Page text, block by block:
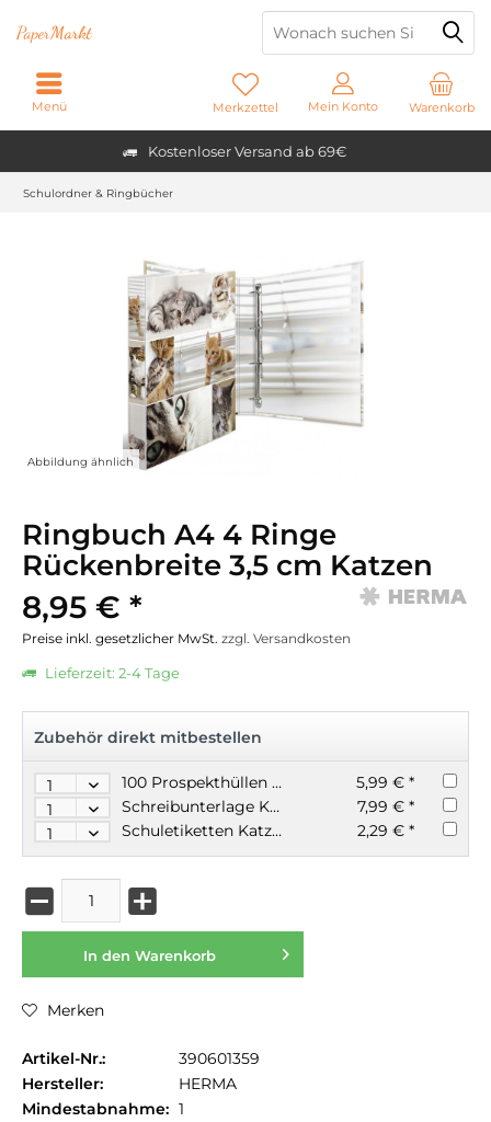
Kostenloser Versand ab 69€
PaperMarkt
Warenkorb
Merkzettel Mein Konto
Menü
Schulordner & Ringbücher
Abbildung ähnlich
Ringbuch A4 4 Ringe
Rückenbreite 3,5 cm Katzen
8,95 € *
Preise inkl. gesetzlicher MwSt. zzgl. Versandkosten
Lieferzeit: 2-4 Tage
Zubehör direkt mitbestellen
100 Prospekthüllen A4 50my glasklar
5,99 € *
Schreibunterlage Katzen 55x35cm rutschfest
7,99 € *
Schuletiketten Katzen für Schulhefte & Bücher
2,29 € *
In den Warenkorb
Merken
Artikel-Nr.:
390601359
Hersteller:
HERMA
Mindestabnahme: 1